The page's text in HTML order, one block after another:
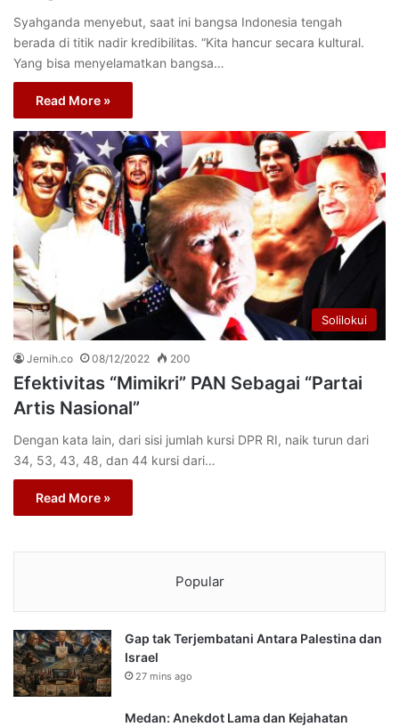
Syahganda menyebut, saat ini bangsa Indonesia tengah
berada di titik nadir kredibilitas. “Kita hancur secara kultural.
Yang bisa menyelamatkan bangsa…
Read More »
Solilokui
Jernih.co 08/12/2022 200
Efektivitas “Mimikri” PAN Sebagai “Partai
Artis Nasional”
Dengan kata lain, dari sisi jumlah kursi DPR RI, naik turun dari
34, 53, 43, 48, dan 44 kursi dari…
Read More »
Popular
Gap tak Terjembatani Antara Palestina dan
Israel
27 mins ago
Medan: Anekdot Lama dan Kejahatan